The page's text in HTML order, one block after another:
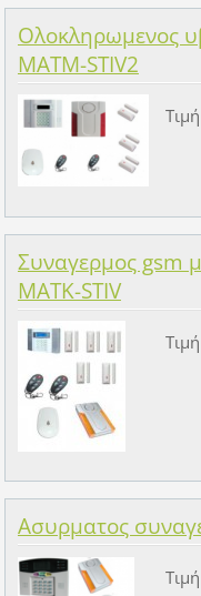
Ολοκληρωμενος
MATM-STIV2
Συναγερμος gsm
MATK-STIV
Ασυρματος